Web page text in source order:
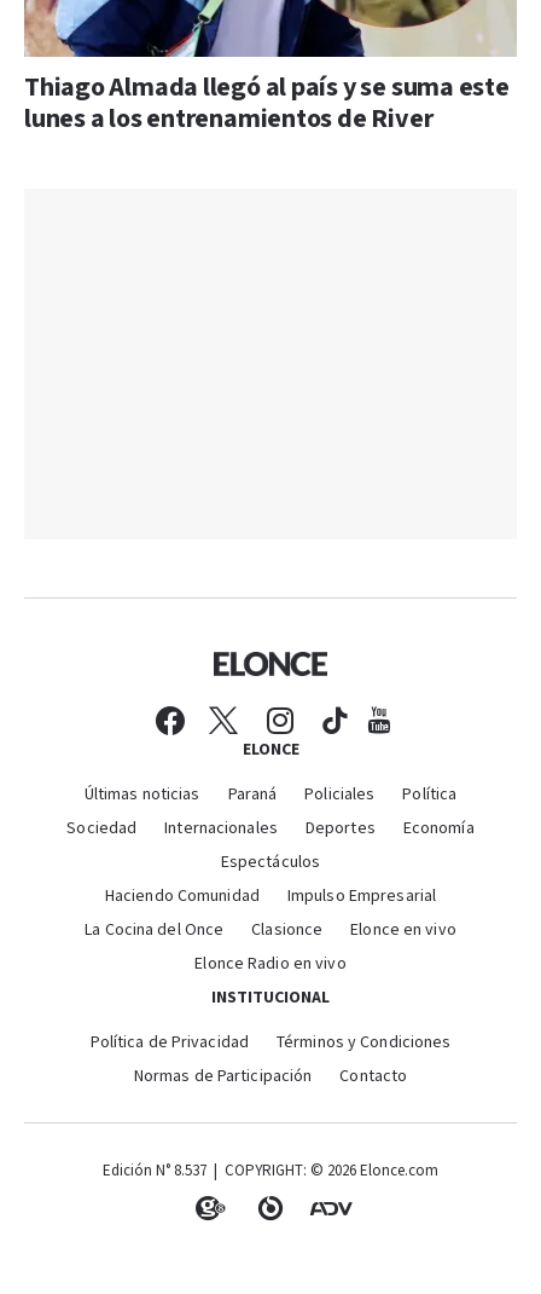
Thiago Almada llegó al país y se suma este
lunes a los entrenamientos de River
ELONCE
Últimas noticias Paraná Policiales
Política
Sociedad
Internacionales Deportes
Economía
Espectáculos
Haciendo Comunidad
Impulso Empresarial
La Cocina del Once
Clasionce
Elonce en vivo
Elonce Radio en vivo
INSTITUCIONAL
Política de Privacidad
Términos y Condiciones
Normas de Participación
Contacto
Edición N° 8.537 | COPYRIGHT: © 2026 Elonce.com